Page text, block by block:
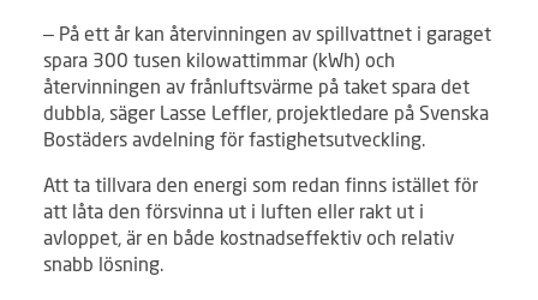
– På ett år kan återvinningen av spillvattnet i garaget
spara 300 tusen kilowattimmar (kWh) och
återvinningen av frånluftsvärme på taket spara det
dubbla, säger Lasse Leffler, projektledare på Svenska
Bostäders avdelning för fastighetsutveckling.
Att ta tillvara den energi som redan finns istället för
att låta den försvinna ut i luften eller rakt ut i
avloppet, är en både kostnadseffektiv och relativ
snabb lösning.